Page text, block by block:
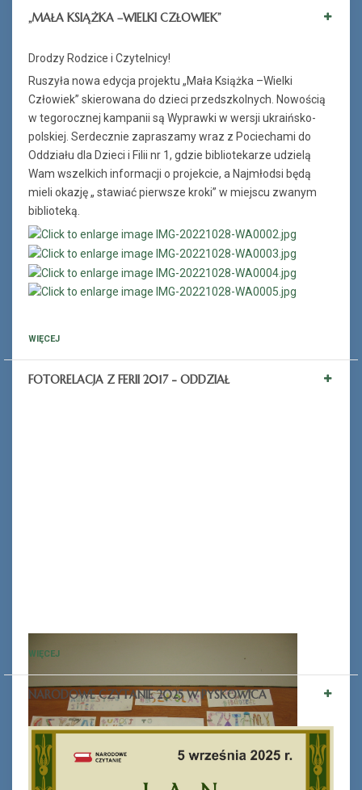
„MAŁA KSIĄŻKA –WIELKI CZŁOWIEK”
Drodzy Rodzice i Czytelnicy!
Ruszyła nowa edycja projektu „Mała Książka –Wielki
Człowiek” skierowana do dzieci przedszkolnych. Nowością
w tegorocznej kampanii są Wyprawki w wersji ukraińsko-
polskiej. Serdecznie zapraszamy wraz z Pociechami do
Oddziału dla Dzieci i Filii nr 1, gdzie bibliotekarze udzielą
Wam wszelkich informacji o projekcie, a Najmłodsi będą
mieli okazję „ stawiać pierwsze kroki” w miejscu zwanym
biblioteką.
WIĘCEJ
FOTORELACJA Z FERII 2017 - ODDZIAŁ
WIĘCEJ
NARODOWE CZYTANIE 2025 W PYSKOWICA